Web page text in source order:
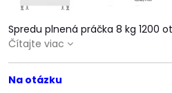
Spredu plnená práčka 8 kg 1200
Čítajte viac
Na otázku